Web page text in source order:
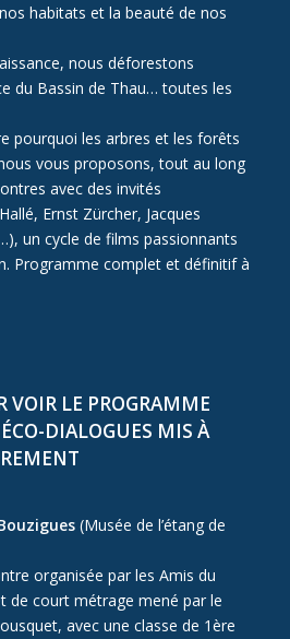
habitats et la beauté de nos
nous déforestons
du Bassin de Thau… toutes les
pourquoi les arbres et les forêts
vous proposons, tout au long
avec des invités
Ernst Zürcher, Jacques
un cycle de films passionnants
Programme complet et définitif à
VOIR LE PROGRAMME
DIALOGUES MIS À
(Musée de l’étang de
organisée par les Amis du
de court métrage mené par le
avec une classe de 1ère